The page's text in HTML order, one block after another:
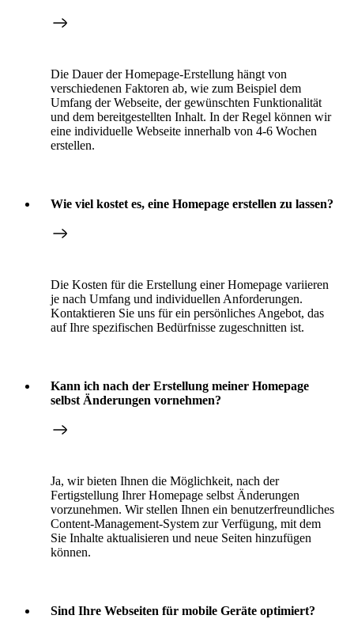
Die Dauer der Homepage-Erstellung hängt von
verschiedenen Faktoren ab, wie zum Beispiel dem
Umfang der Webseite, der gewünschten Funktionalität
und dem bereitgestellten Inhalt. In der Regel können wir
eine individuelle Webseite innerhalb von 4-6 Wochen
erstellen.
Wie viel kostet es, eine Homepage erstellen zu lassen?
Die Kosten für die Erstellung einer Homepage variieren
je nach Umfang und individuellen Anforderungen.
Kontaktieren Sie uns für ein persönliches Angebot, das
auf Ihre spezifischen Bedürfnisse zugeschnitten ist.
Kann ich nach der Erstellung meiner Homepage
selbst Änderungen vornehmen?
Ja, wir bieten Ihnen die Möglichkeit, nach der
Fertigstellung Ihrer Homepage selbst Änderungen
vorzunehmen. Wir stellen Ihnen ein benutzerfreundliches
Content-Management-System zur Verfügung, mit dem
Sie Inhalte aktualisieren und neue Seiten hinzufügen
können.
Sind Ihre Webseiten für mobile Geräte optimiert?